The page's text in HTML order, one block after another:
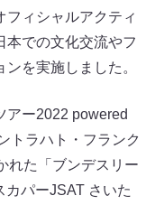
フィシャルアクティ
本での文化交流やフ
を実施しました。
アー2022 powered
トラハト・フランク
れた「ブンデスリー
カパーJSAT さいた